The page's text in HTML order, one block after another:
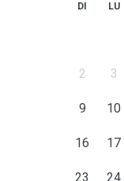
DI LU
2 3
9 10
16 17
23 24